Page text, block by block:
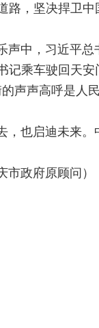
路，坚决捍卫
声中，习近平
记乘车驶回天
声声高呼是人
，也启迪未来
市政府原顾问）